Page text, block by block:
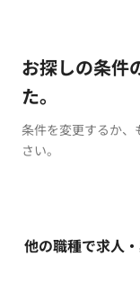
お探しの条件
た。
条件を変更するか、
さい。
他の職種で求人